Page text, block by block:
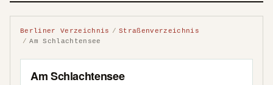
Berliner Verzeichnis
Straßenverzeichnis
Am Schlachtensee
Am Schlachtensee